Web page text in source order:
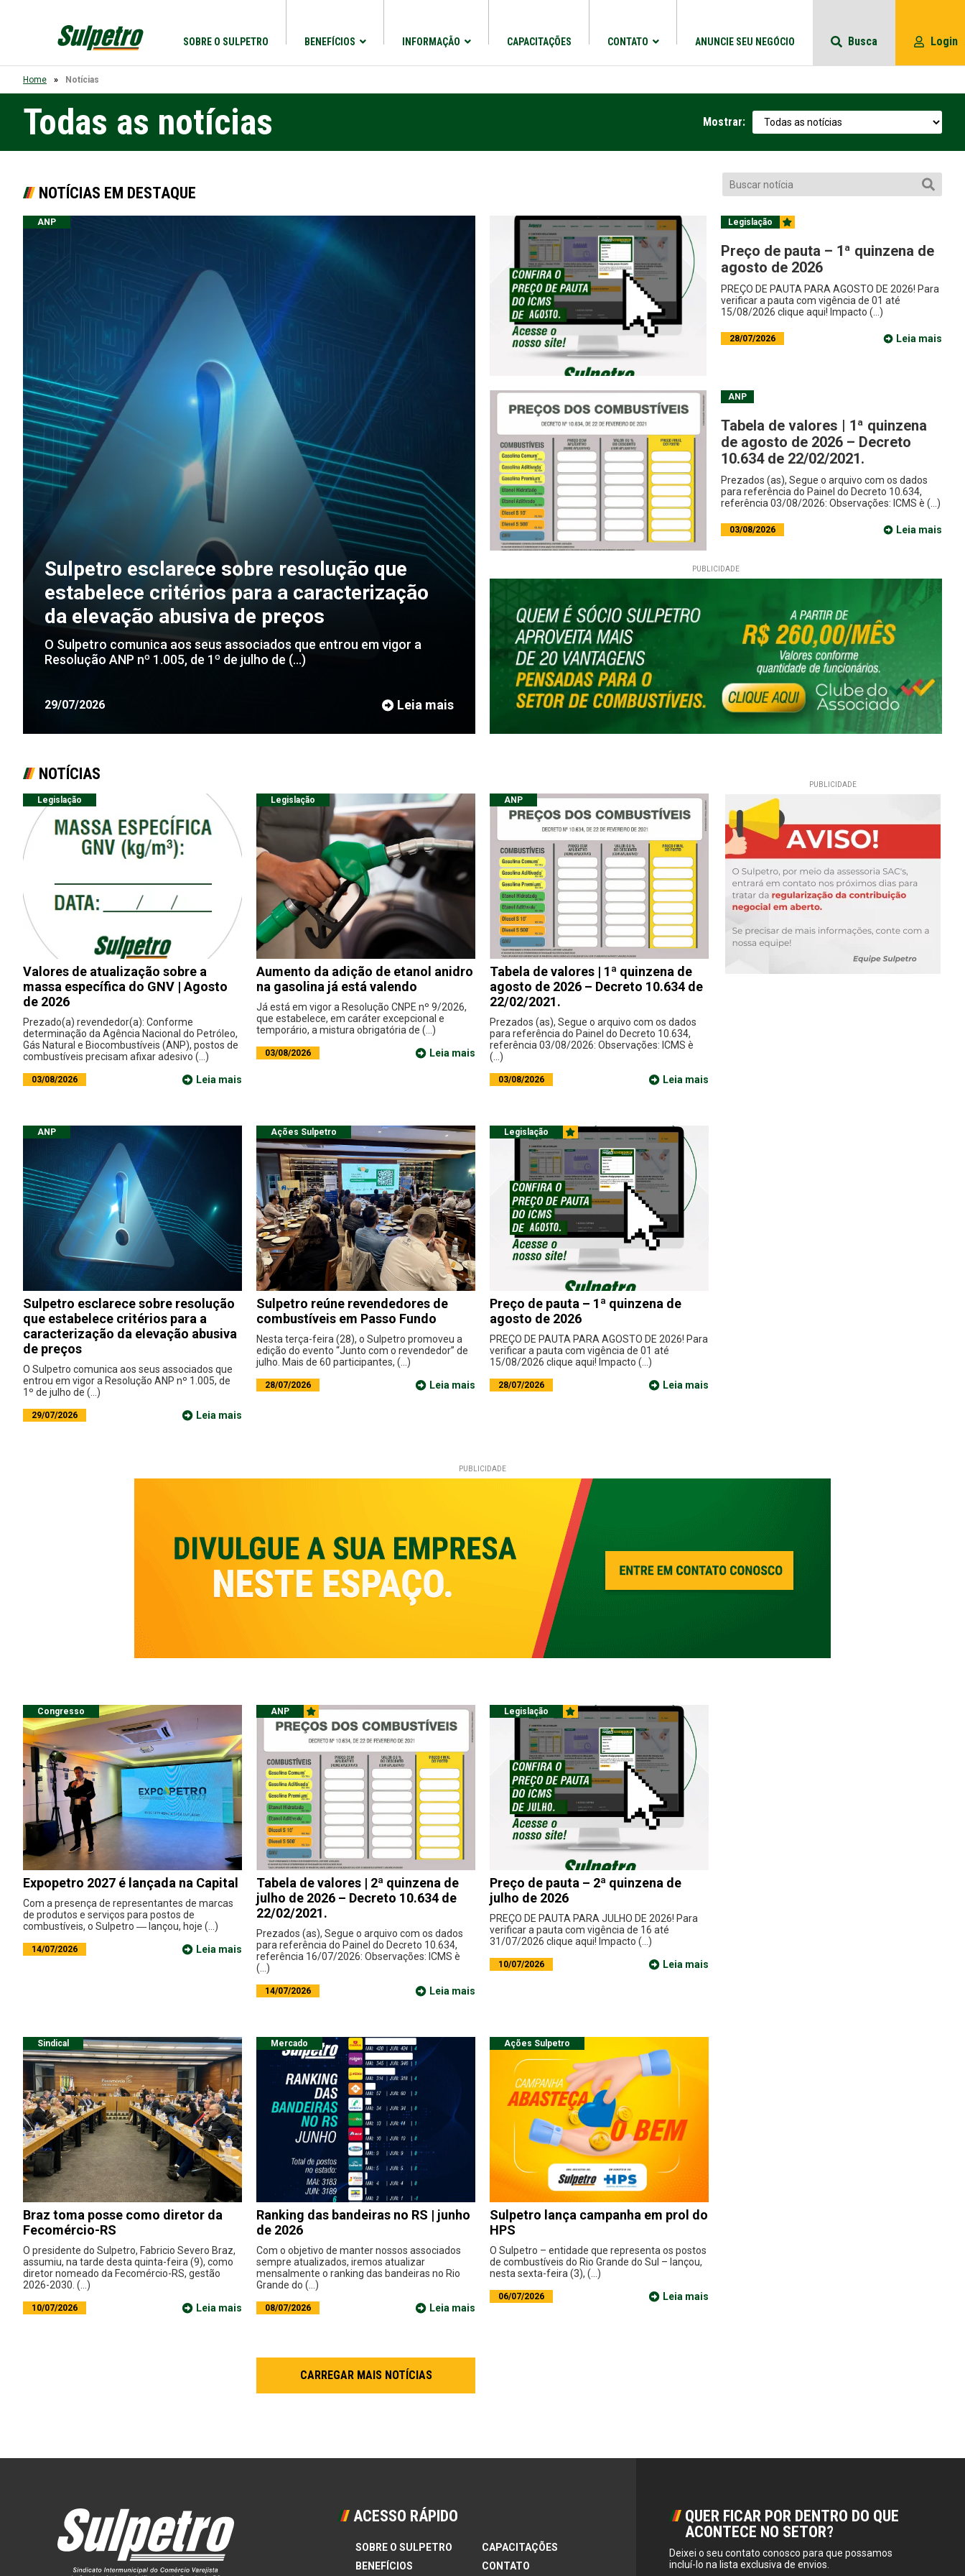
SOBRE O SULPETRO BENEFÍCIOS INFORMAÇÃO CAPACITAÇÕES CONTATO ANUNCIE SEU NEGÓCIO Busca Login
Home Notícias
Todas as notícias Mostrar:
NOTÍCIAS EM DESTAQUE
ANP
Sulpetro esclarece sobre resolução que
estabelece critérios para a caracterização
da elevação abusiva de preços
O Sulpetro comunica aos seus associados que entrou em vigor a
Resolução ANP nº 1.005, de 1º de julho de (...)
29/07/2026 Leia mais
Legislação
Preço de pauta – 1ª quinzena de
agosto de 2026
PREÇO DE PAUTA PARA AGOSTO DE 2026! Para
verificar a pauta com vigência de 01 até
15/08/2026 clique aqui! Impacto (...)
28/07/2026 Leia mais
ANP
Tabela de valores | 1ª quinzena
de agosto de 2026 – Decreto
10.634 de 22/02/2021.
Prezados (as), Segue o arquivo com os dados
para referência do Painel do Decreto 10.634,
referência 03/08/2026: Observações: ICMS è (...)
03/08/2026 Leia mais
PUBLICIDADE
NOTÍCIAS
Legislação
Valores de atualização sobre a
massa específica do GNV | Agosto
de 2026
Prezado(a) revendedor(a): Conforme
determinação da Agência Nacional do Petróleo,
Gás Natural e Biocombustíveis (ANP), postos de
combustíveis precisam afixar adesivo (...)
03/08/2026 Leia mais
Legislação
Aumento da adição de etanol anidro
na gasolina já está valendo
Já está em vigor a Resolução CNPE nº 9/2026,
que estabelece, em caráter excepcional e
temporário, a mistura obrigatória de (...)
03/08/2026 Leia mais
ANP
Tabela de valores | 1ª quinzena de
agosto de 2026 – Decreto 10.634 de
22/02/2021.
Prezados (as), Segue o arquivo com os dados
para referência do Painel do Decreto 10.634,
referência 03/08/2026: Observações: ICMS è
(...)
03/08/2026 Leia mais
ANP
Sulpetro esclarece sobre resolução
que estabelece critérios para a
caracterização da elevação abusiva
de preços
O Sulpetro comunica aos seus associados que
entrou em vigor a Resolução ANP nº 1.005, de
1º de julho de (...)
29/07/2026 Leia mais
Ações Sulpetro
Sulpetro reúne revendedores de
combustíveis em Passo Fundo
Nesta terça-feira (28), o Sulpetro promoveu a
edição do evento “Junto com o revendedor” de
julho. Mais de 60 participantes, (...)
28/07/2026 Leia mais
Legislação
Preço de pauta – 1ª quinzena de
agosto de 2026
PREÇO DE PAUTA PARA AGOSTO DE 2026! Para
verificar a pauta com vigência de 01 até
15/08/2026 clique aqui! Impacto (...)
28/07/2026 Leia mais
PUBLICIDADE
PUBLICIDADE
Congresso
Expopetro 2027 é lançada na Capital
Com a presença de representantes de marcas
de produtos e serviços para postos de
combustíveis, o Sulpetro ― lançou, hoje (...)
14/07/2026 Leia mais
ANP
Tabela de valores | 2ª quinzena de
julho de 2026 – Decreto 10.634 de
22/02/2021.
Prezados (as), Segue o arquivo com os dados
para referência do Painel do Decreto 10.634,
referência 16/07/2026: Observações: ICMS è
(...)
14/07/2026 Leia mais
Legislação
Preço de pauta – 2ª quinzena de
julho de 2026
PREÇO DE PAUTA PARA JULHO DE 2026! Para
verificar a pauta com vigência de 16 até
31/07/2026 clique aqui! Impacto (...)
10/07/2026 Leia mais
Sindical
Braz toma posse como diretor da
Fecomércio-RS
O presidente do Sulpetro, Fabricio Severo Braz,
assumiu, na tarde desta quinta-feira (9), como
diretor nomeado da Fecomércio-RS, gestão
2026-2030. (...)
10/07/2026 Leia mais
Mercado
Ranking das bandeiras no RS | junho
de 2026
Com o objetivo de manter nossos associados
sempre atualizados, iremos atualizar
mensalmente o ranking das bandeiras no Rio
Grande do (...)
08/07/2026 Leia mais
Ações Sulpetro
Sulpetro lança campanha em prol do
HPS
O Sulpetro – entidade que representa os postos
de combustíveis do Rio Grande do Sul – lançou,
nesta sexta-feira (3), (...)
06/07/2026 Leia mais
CARREGAR MAIS NOTÍCIAS
ACESSO RÁPIDO
SOBRE O SULPETRO
BENEFÍCIOS
CAPACITAÇÕES
CONTATO
QUER FICAR POR DENTRO DO QUE
ACONTECE NO SETOR?
Deixei o seu contato conosco para que possamos
incluí-lo na lista exclusiva de envios.